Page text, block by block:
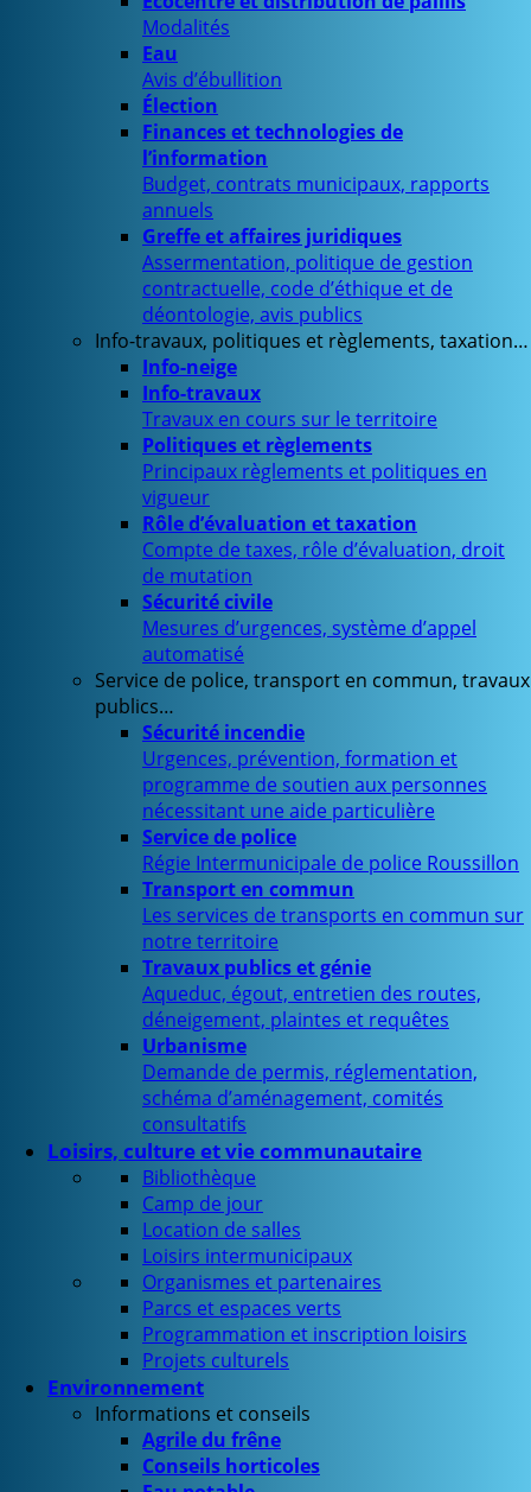
Modalités
Eau
Avis d’ébullition
Élection
Finances et technologies de
l’information
Budget, contrats municipaux, rapports
annuels
Greffe et affaires juridiques
Assermentation, politique de gestion
contractuelle, code d’éthique et de
déontologie, avis publics
Info-travaux, politiques et règlements, taxation…
Info-neige
Info-travaux
Travaux en cours sur le territoire
Politiques et règlements
Principaux règlements et politiques en
vigueur
Rôle d’évaluation et taxation
Compte de taxes, rôle d’évaluation, droit
de mutation
Sécurité civile
Mesures d’urgences, système d’appel
automatisé
Service de police, transport en commun, travaux
publics…
Sécurité incendie
Urgences, prévention, formation et
programme de soutien aux personnes
nécessitant une aide particulière
Service de police
Régie Intermunicipale de police Roussillon
Transport en commun
Les services de transports en commun sur
notre territoire
Travaux publics et génie
Aqueduc, égout, entretien des routes,
déneigement, plaintes et requêtes
Urbanisme
Demande de permis, réglementation,
schéma d’aménagement, comités
consultatifs
Loisirs, culture et vie communautaire
Bibliothèque
Camp de jour
Location de salles
Loisirs intermunicipaux
Organismes et partenaires
Parcs et espaces verts
Programmation et inscription loisirs
Projets culturels
Environnement
Informations et conseils
Agrile du frêne
Conseils horticoles